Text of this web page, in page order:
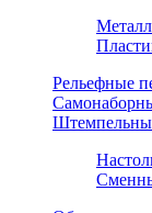
Рельефные